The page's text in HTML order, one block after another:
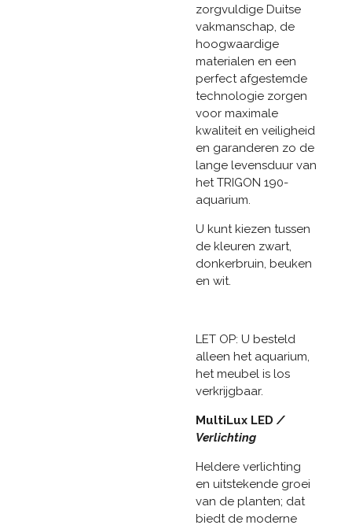
zorgvuldige Duitse
vakmanschap, de
hoogwaardige
materialen en een
perfect afgestemde
technologie zorgen
voor maximale
kwaliteit en veiligheid
en garanderen zo de
lange levensduur van
het TRIGON 190-
aquarium.
U kunt kiezen tussen
de kleuren zwart,
donkerbruin, beuken
en wit.
LET OP: U besteld
alleen het aquarium,
het meubel is los
verkrijgbaar.
MultiLux LED /
Verlichting
Heldere verlichting
en uitstekende groei
van de planten; dat
biedt de moderne